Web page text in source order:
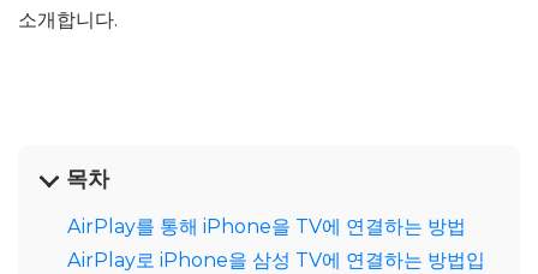
소개합니다.
목차
AirPlay를 통해 iPhone을 TV에 연결하는 방법
AirPlay로 iPhone을 삼성 TV에 연결하는 방법입